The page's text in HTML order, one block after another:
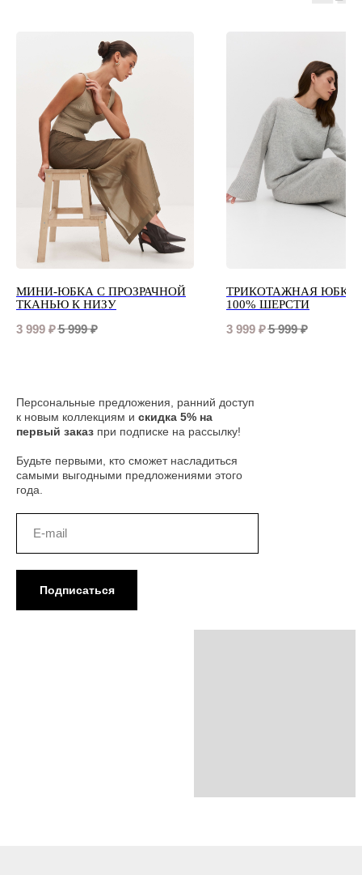
МИНИ-ЮБКА С ПРОЗРАЧНОЙ
ТКАНЬЮ К НИЗУ
3 999 ₽5 999 ₽
ТРИКОТАЖНАЯ ЮБКА
100% ШЕРСТИ
3 999 ₽5 999 ₽
Подписаться
Персональные предложения, ранний доступ
к новым коллекциям и скидка 5% на
первый заказ при подписке на рассылку!
Будьте первыми, кто сможет насладиться
самыми выгодными предложениями этого
года.